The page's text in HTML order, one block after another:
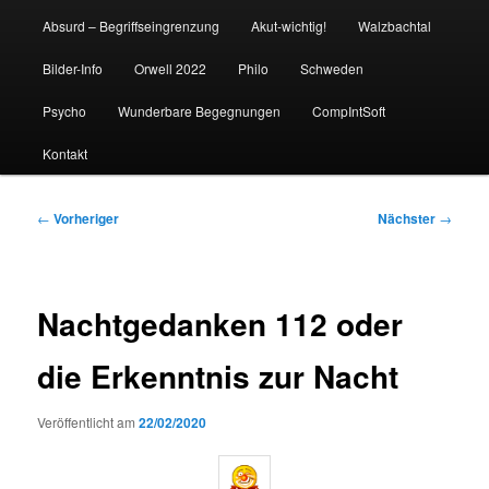
Absurd – Begriffseingrenzung Akut-wichtig! Walzbachtal
Bilder-Info Orwell 2022 Philo Schweden
Psycho Wunderbare Begegnungen CompIntSoft
Kontakt
Beitragsnavigation
← Vorheriger Nächster →
Nachtgedanken 112 oder
die Erkenntnis zur Nacht
Veröffentlicht am22/02/2020